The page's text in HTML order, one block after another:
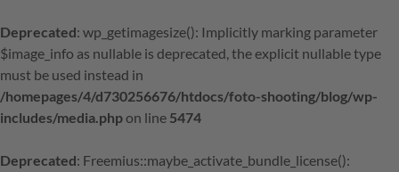
Deprecated: wp_getimagesize(): Implicitly marking parameter
$image_info as nullable is deprecated, the explicit nullable type
must be used instead in
/homepages/4/d730256676/htdocs/foto-shooting/blog/wp-
includes/media.phpon line 5474
Deprecated: Freemius::maybe_activate_bundle_license():